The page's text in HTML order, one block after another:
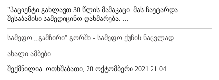
"პაციენტი გახლავთ 30 წლის მამაკაცი. მას ჩაუტარდა
შესაბამისი სამედიცინო დახმარება. ...
სამეფო ,,გამზირი'' გორში - სამეფო ქუჩის ნაცვლად
ახალი ამბები
შექმნილია: ოთხშაბათი, 20 ოქტომბერი 2021 21:04